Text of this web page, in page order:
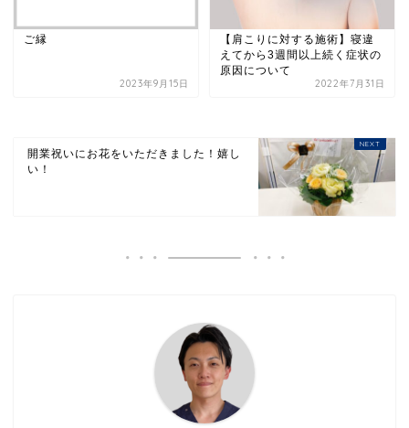
ご縁
2023年9月15日
【肩こりに対する施術】寝違
えてから3週間以上続く症状の
原因について
2022年7月31日
開業祝いにお花をいただきました！嬉し
い！